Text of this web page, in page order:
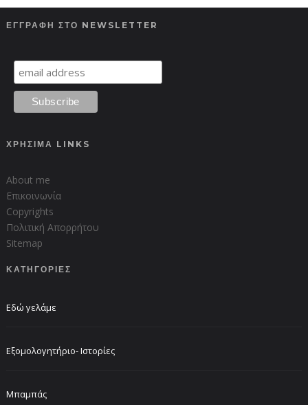
ΕΓΓΡΑΦΗ ΣΤΟ NEWSLETTER
ΧΡΗΣΙΜΑ LINKS
About me
Επικοινωνία
Copyrights
Πολιτική Απορρήτου
Sitemap
ΚΑΤΗΓΟΡΙΕΣ
Εδώ γελάμε
Εξομολογητήριο- Ιστορίες
Μπαμπάς